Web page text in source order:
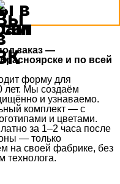
заказ —
и по всей
форму для
лет. Мы создаём
и узнаваемо.
комплект — с
и цветами.
за 1–2 часа после
— только
на своей фабрике, без
технолога.